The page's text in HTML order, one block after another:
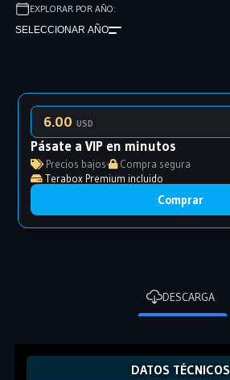
EXPLORAR POR AÑO:
SELECCIONAR AÑO
6.00USD
Pásate a VIP en minutos
Precios bajos·
Compra segura
Terabox Premium incluido
Comprar
DESCARGA
DATOS TÉCNICOS